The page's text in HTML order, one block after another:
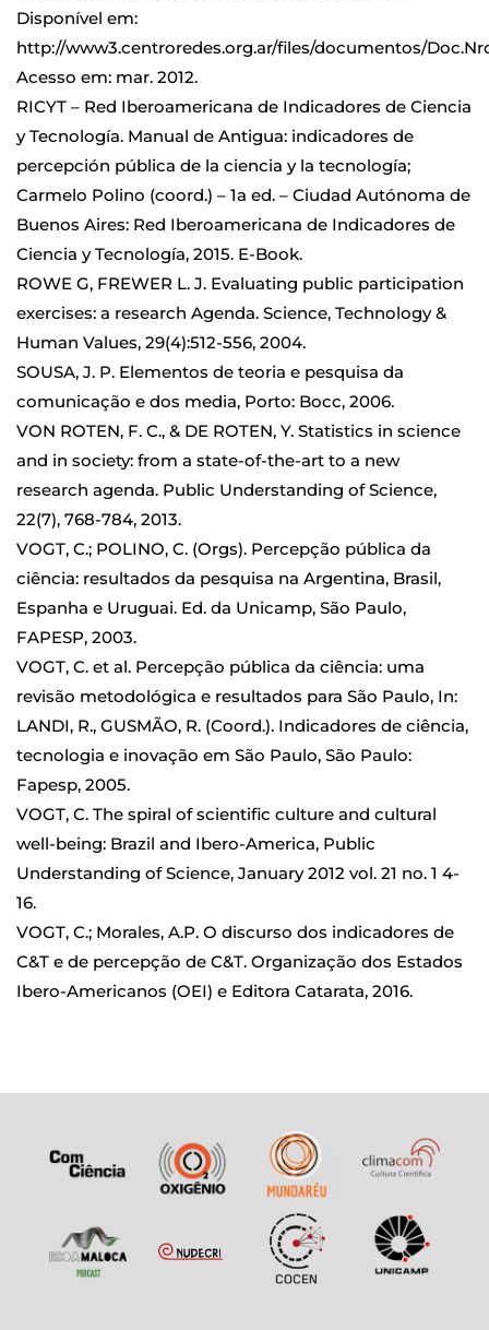
Disponível em:
http://www3.centroredes.org.ar/files/documentos/
Acesso em: mar. 2012.
RICYT – Red Iberoamericana de Indicadores de Ciencia
y Tecnología. Manual de Antigua: indicadores de
percepción pública de la ciencia y la tecnología;
Carmelo Polino (coord.) – 1a ed. – Ciudad Autónoma de
Buenos Aires: Red Iberoamericana de Indicadores de
Ciencia y Tecnología, 2015. E-Book.
ROWE G, FREWER L. J. Evaluating public participation
exercises: a research Agenda. Science, Technology &
Human Values, 29(4):512-556, 2004.
SOUSA, J. P. Elementos de teoria e pesquisa da
comunicação e dos media, Porto: Bocc, 2006.
VON ROTEN, F. C., & DE ROTEN, Y. Statistics in science
and in society: from a state-of-the-art to a new
research agenda. Public Understanding of Science,
22(7), 768-784, 2013.
VOGT, C.; POLINO, C. (Orgs). Percepção pública da
ciência: resultados da pesquisa na Argentina, Brasil,
Espanha e Uruguai. Ed. da Unicamp, São Paulo,
FAPESP, 2003.
VOGT, C. et al. Percepção pública da ciência: uma
revisão metodológica e resultados para São Paulo, In:
LANDI, R., GUSMÃO, R. (Coord.). Indicadores de ciência,
tecnologia e inovação em São Paulo, São Paulo:
Fapesp, 2005.
VOGT, C. The spiral of scientific culture and cultural
well-being: Brazil and Ibero-America, Public
Understanding of Science, January 2012 vol. 21 no. 1 4-
16.
VOGT, C.; Morales, A.P. O discurso dos indicadores de
C&T e de percepção de C&T. Organização dos Estados
Ibero-Americanos (OEI) e Editora Catarata, 2016.